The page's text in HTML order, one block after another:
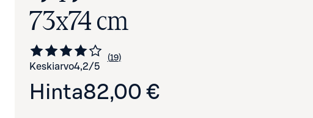
73x74 cm
Keskiarvo4,2/5 Siirry arvioihin
19
kappaletta
Hinta82,00 €